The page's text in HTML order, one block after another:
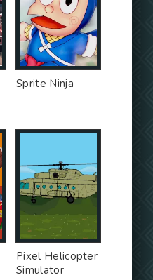
Sprite Ninja
Pixel Helicopter
Simulator